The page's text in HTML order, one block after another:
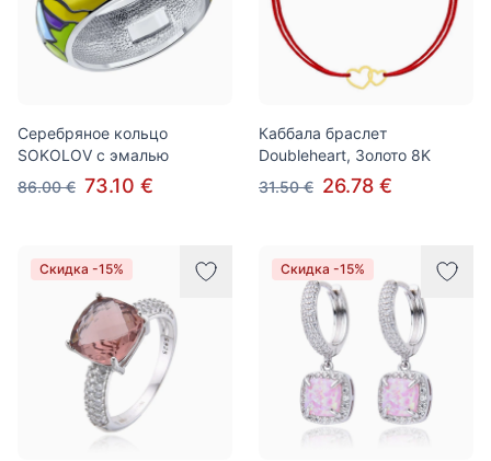
Серебряное кольцо
SOKOLOV с эмалью
86.00 € 73.10 €
Каббала браслет
Doubleheart, Золото 8K
31.50 € 26.78 €
Скидка -15% Скидка -15%